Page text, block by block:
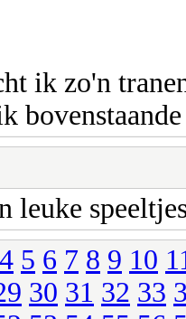
ik zo'n
leuke
4 5 6 7 8 9 10
30 31 32 33